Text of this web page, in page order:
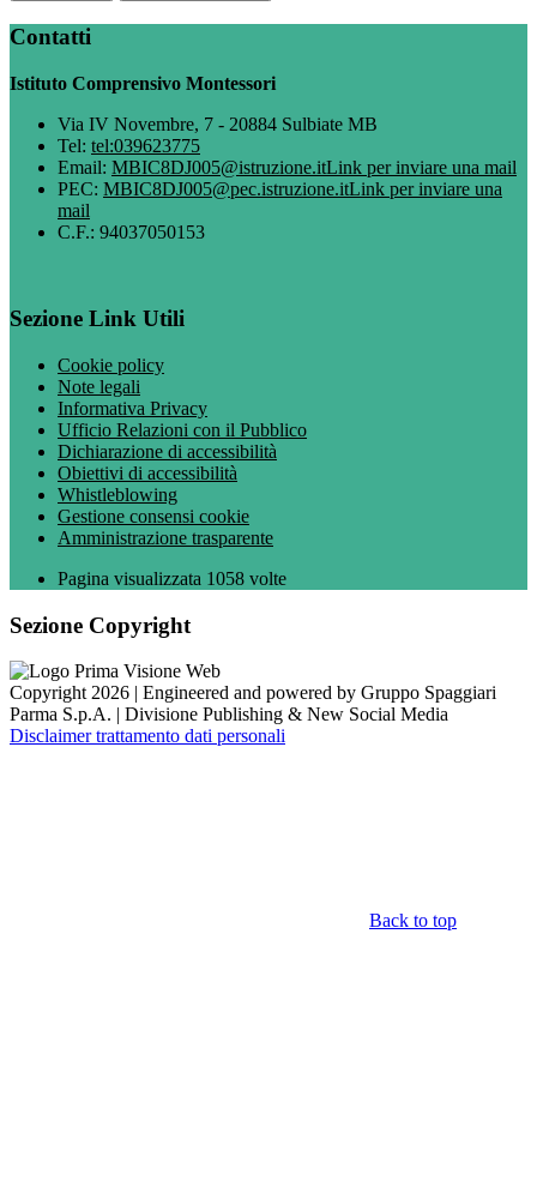
Contatti
Istituto Comprensivo Montessori
Via IV Novembre, 7 - 20884 Sulbiate MB
Tel: tel:039623775
Email: MBIC8DJ005@istruzione.itLink per inviare una mail
PEC: MBIC8DJ005@pec.istruzione.itLink per inviare una
mail
C.F.: 94037050153
Sezione Link Utili
Cookie policy
Note legali
Informativa Privacy
Ufficio Relazioni con il Pubblico
Dichiarazione di accessibilità
Obiettivi di accessibilità
Whistleblowing
Gestione consensi cookie
Amministrazione trasparente
Pagina visualizzata 1058 volte
Sezione Copyright
Copyright 2026 | Engineered and powered by Gruppo Spaggiari
Parma S.p.A. | Divisione Publishing & New Social Media
Disclaimer trattamento dati personali
Back to top